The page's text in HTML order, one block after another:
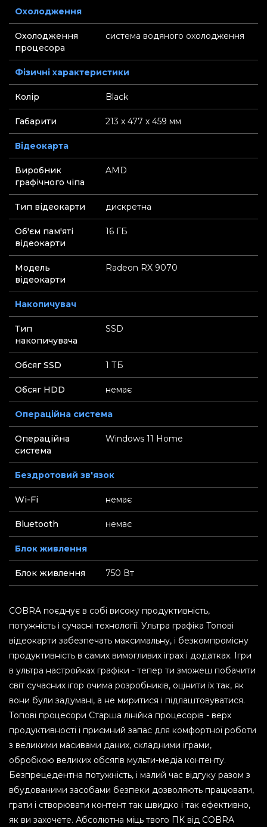
Охолодження
Охолодження
процесора
система водяного охолодження
Фізичні характеристики
Колір Black
Габарити 213 х 477 х 459 мм
Відеокарта
Виробник
графічного чіпа
AMD
Тип відеокарти дискретна
Об'єм пам'яті
відеокарти
16 ГБ
Модель
відеокарти
Radeon RX 9070
Накопичувач
Тип
накопичувача
SSD
Обсяг SSD 1 ТБ
Обсяг HDD немає
Операційна система
Операційна
система
Windows 11 Home
Бездротовий зв'язок
Wi-Fi немає
Bluetooth немає
Блок живлення
Блок живлення 750 Вт
COBRA поєднує в собі високу продуктивність,
потужність і сучасні технології. Ультра графіка Топові
відеокарти забезпечать максимальну, і безкомпромісну
продуктивність в самих вимогливих іграх і додатках. Ігри
в ультра настройках графіки - тепер ти зможеш побачити
світ сучасних ігор очима розробників, оцінити їх так, як
вони були задумані, а не миритися і підлаштовуватися.
Топові процесори Старша лінійка процесорів - верх
продуктивності і приємний запас для комфортної роботи
з великими масивами даних, складними іграми,
обробкою великих обсягів мульти-медіа контенту.
Безпрецедентна потужність, і малий час відгуку разом з
вбудованими засобами безпеки дозволяють працювати,
грати і створювати контент так швидко і так ефективно,
як ви захочете. Абсолютна міць твого ПК від COBRA